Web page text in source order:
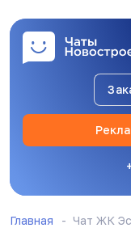
Главная Чат ЖК